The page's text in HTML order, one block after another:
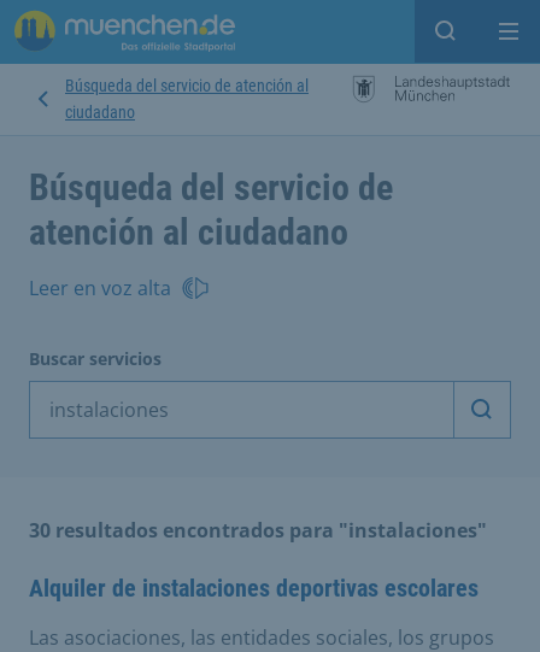
Open
Búsqueda del servicio de atención al
ciudadano
Búsqueda del servicio de
atención al ciudadano
Leer en voz alta
Buscar servicios
30 resultados encontrados para "instalaciones"
Alquiler de instalaciones deportivas escolares
Las asociaciones, las entidades sociales, los grupos